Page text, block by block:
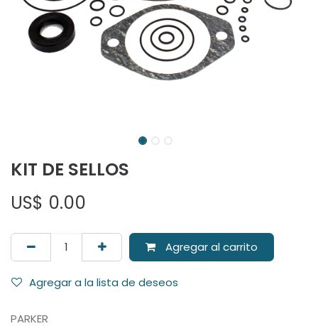
KIT DE SELLOS
US$ 0.00
Agregar al carrito
Agregar a la lista de deseos
PARKER